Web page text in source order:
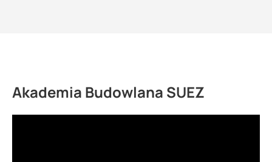
Akademia Budowlana SUEZ